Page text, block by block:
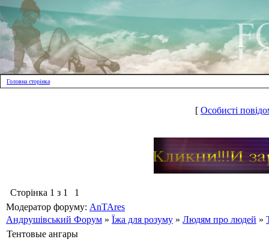
Головна сторінка
[ Особисті
Сторінка 1 з 1
1
Модератор форуму: AnTAres
Андрушівський Форум » Їжа для розуму » Людям про людей »
Тентовые ангары